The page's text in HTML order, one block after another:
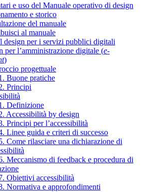
e uso del Manuale operativo di design
e storico
del manuale
al manuale
design per i servizi pubblici digitali
per l’amministrazione digitale (e-
)
progettuale
Buone pratiche
Principi
Definizione
Accessibilità by design
Principi per l’accessibilità
Linee guida e criteri di successo
Come rilasciare una dichiarazione di
Meccanismo di feedback e procedura di
Obiettivi accessibilità
Normativa e approfondimenti